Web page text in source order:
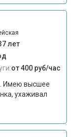
лет
от 400 руб/час
Имею высшее
ухаживал